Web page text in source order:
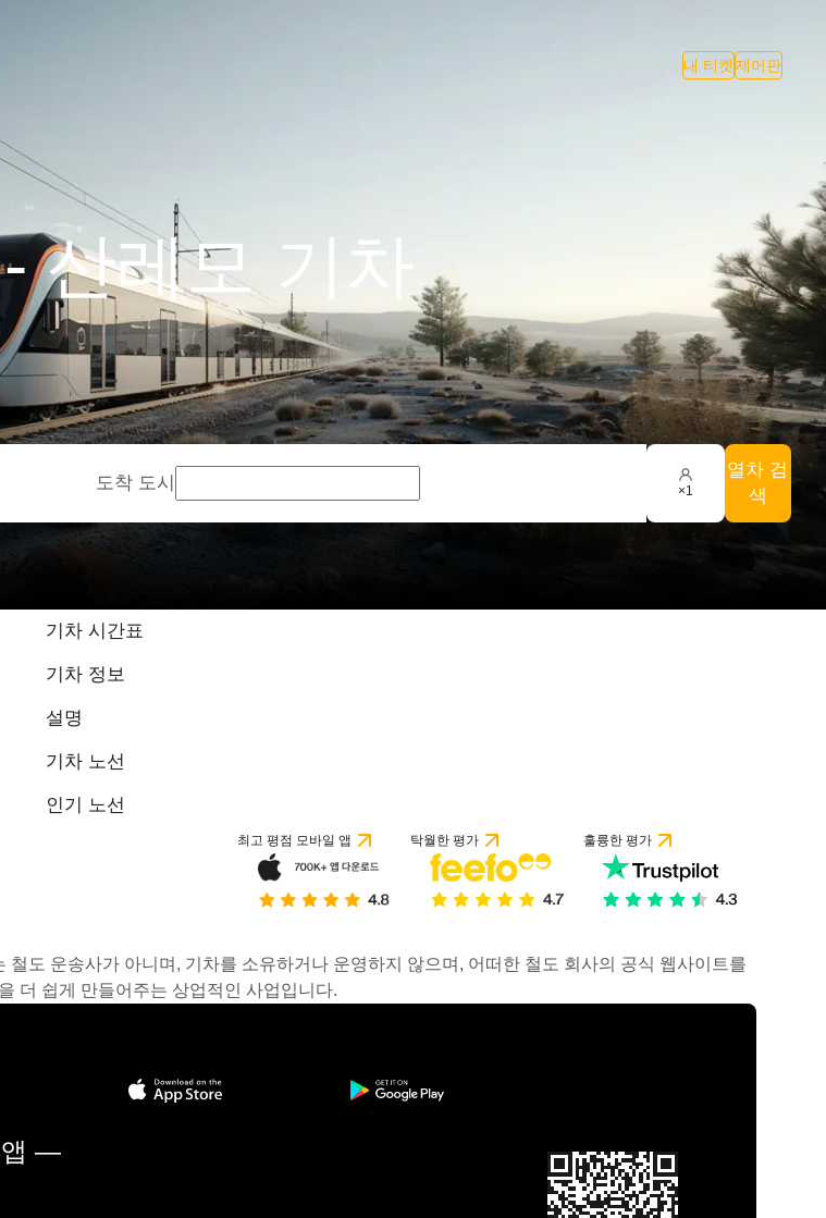
내 티켓 제어판
산레모 기차
도착 도시 ×1
열차 검
색
기차 시간표
기차 정보
설명
기차 노선
인기 노선
최고 평점 모바일 앱 탁월한 평가 훌륭한 평가
도 운송사가 아니며, 기차를 소유하거나 운영하지 않으며, 어떠한 철도 회사의 공식 웹사이트를
더 쉽게 만들어주는 상업적인 사업입니다.
앱 —